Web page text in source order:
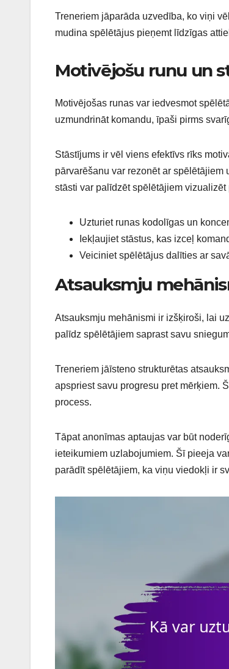
Treneriem jāparāda uzvedība, ko viņi
mudina spēlētājus pieņemt līdzīgas
Motivējošu runu un
Motivējošas runas var iedvesmot
uzmundrināt komandu, īpaši pirms
Stāstījums ir vēl viens efektīvs rīks
pārvarēšanu var rezonēt ar
stāsti var palīdzēt spēlētājiem
Uzturiet runas kodolīgas un
Iekļaujiet stāstus, kas izceļ
Veiciniet spēlētājus dalīties ar
Atsauksmju
Atsauksmju mehānismi ir izšķiroši, lai
palīdz spēlētājiem saprast savu
Treneriem jāīsteno strukturētas
apspriest savu progresu pret mērķiem.
process.
Tāpat anonīmas aptaujas var būt
ieteikumiem uzlabojumiem. Šī pieeja
parādīt spēlētājiem, ka viņu viedokļi ir